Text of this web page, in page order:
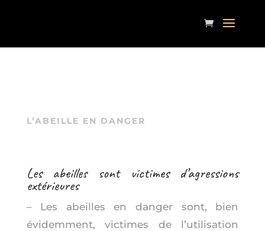
L’ABEILLE EN DANGER
Les abeilles sont victimes d’agressions
extérieures
– Les abeilles en danger sont, bien
évidemment, victimes de l’utilisation